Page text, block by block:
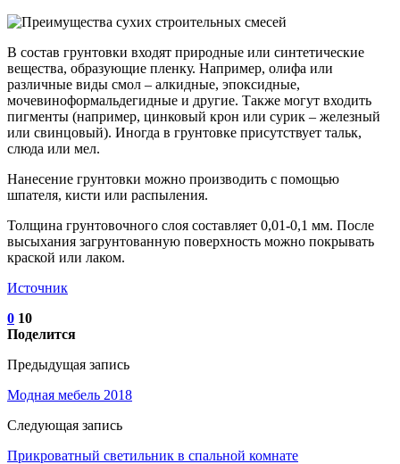
В состав грунтовки входят природные или синтетические
вещества, образующие пленку. Например, олифа или
различные виды смол – алкидные, эпоксидные,
мочевиноформальдегидные и другие. Также могут входить
пигменты (например, цинковый крон или сурик – железный
или свинцовый). Иногда в грунтовке присутствует тальк,
слюда или мел.
Нанесение грунтовки можно производить с помощью
шпателя, кисти или распыления.
Толщина грунтовочного слоя составляет 0,01-0,1 мм. После
высыхания загрунтованную поверхность можно покрывать
краской или лаком.
Источник
0 10
Поделится
Предыдущая запись
Модная мебель 2018
Следующая запись
Прикроватный светильник в спальной комнате